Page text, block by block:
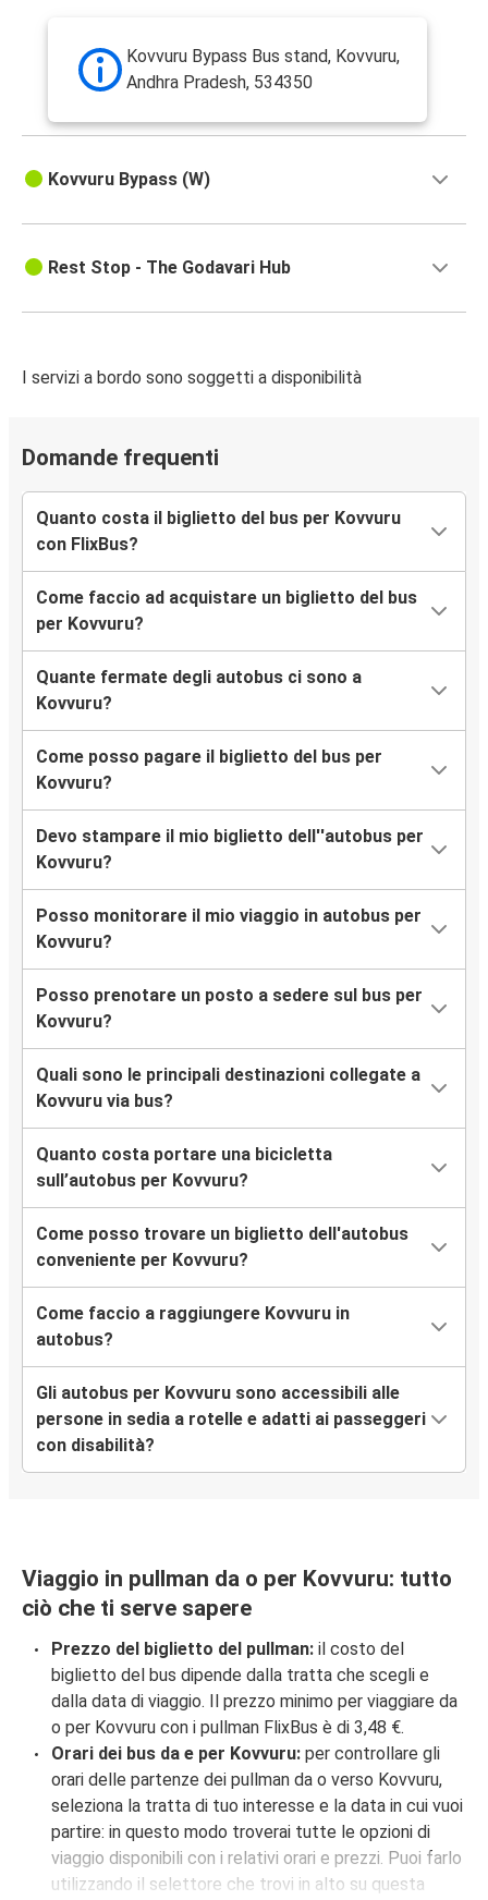
Kovvuru Bypass Bus stand, Kovvuru,
Andhra Pradesh, 534350
Kovvuru Bypass (W)
Rest Stop - The Godavari Hub
I servizi a bordo sono soggetti a disponibilità
Domande frequenti
Quanto costa il biglietto del bus per Kovvuru
con FlixBus?
Come faccio ad acquistare un biglietto del bus
per Kovvuru?
Quante fermate degli autobus ci sono a
Kovvuru?
Come posso pagare il biglietto del bus per
Kovvuru?
Devo stampare il mio biglietto dell''autobus per
Kovvuru?
Posso monitorare il mio viaggio in autobus per
Kovvuru?
Posso prenotare un posto a sedere sul bus per
Kovvuru?
Quali sono le principali destinazioni collegate a
Kovvuru via bus?
Quanto costa portare una bicicletta
sull’autobus per Kovvuru?
Come posso trovare un biglietto dell'autobus
conveniente per Kovvuru?
Come faccio a raggiungere Kovvuru in
autobus?
Gli autobus per Kovvuru sono accessibili alle
persone in sedia a rotelle e adatti ai passeggeri
con disabilità?
Viaggio in pullman da o per Kovvuru: tutto
ciò che ti serve sapere
Prezzo del biglietto del pullman: il costo del
biglietto del bus dipende dalla tratta che scegli e
dalla data di viaggio. Il prezzo minimo per viaggiare da
o per Kovvuru con i pullman FlixBus è di 3,48 €.
Orari dei bus da e per Kovvuru: per controllare gli
orari delle partenze dei pullman da o verso Kovvuru,
seleziona la tratta di tuo interesse e la data in cui vuoi
partire: in questo modo troverai tutte le opzioni di
viaggio disponibili con i relativi orari e prezzi. Puoi farlo
utilizzando il selettore che trovi in alto su questa